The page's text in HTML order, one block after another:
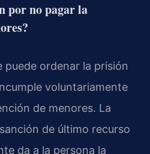
por no pagar la
puede ordenar la prisión
voluntariamente
de menores. La
de último recurso
da a la persona la